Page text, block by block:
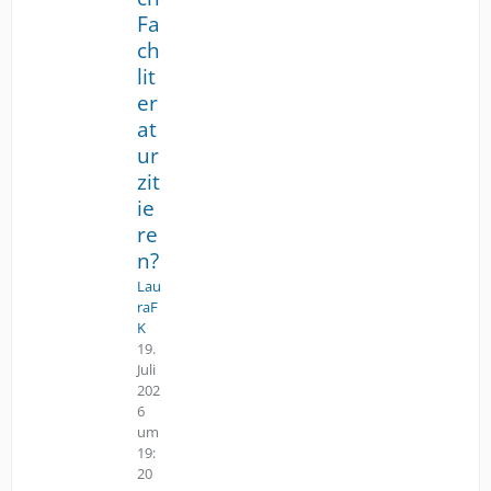
Fa
ch
lit
er
at
ur
zit
ie
re
n?
Lau
raF
K
19.
Juli
202
6
um
19:
20